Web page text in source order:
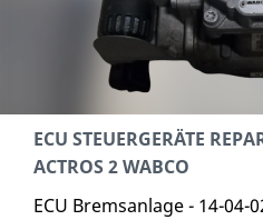
ECU STEUERGERÄTE
ACTROS 2 WABCO
ECU Bremsanlage - 14-04-